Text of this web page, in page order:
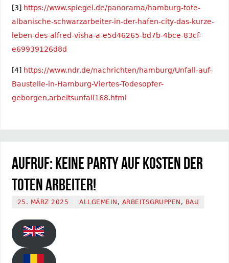
[3] https://www.spiegel.de/panorama/hamburg-tote-
albanische-schwarzarbeiter-in-der-hafen-city-das-kurze-
leben-des-alfred-visha-a-e5d46265-bd7b-4bce-83cf-
e69939126d8d
[4] https://www.ndr.de/nachrichten/hamburg/Unfall-auf-
Baustelle-in-Hamburg-Viertes-Todesopfer-
geborgen,arbeitsunfall168.html
Aufruf: Keine Party auf Kosten der
toten Arbeiter!
25. MÄRZ 2025 ALLGEMEIN , ARBEITSGRUPPEN , BAU